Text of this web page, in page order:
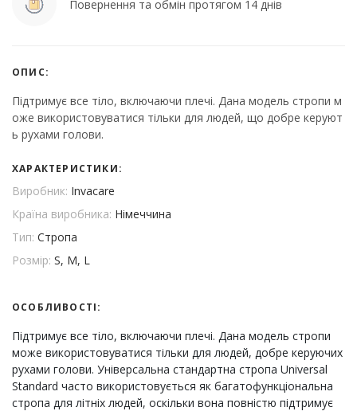
Повернення та обмін протягом 14 днів
ОПИС:
Підтримує все тіло, включаючи плечі. Дана модель стропи м
оже використовуватися тільки для людей, що добре керуют
ь рухами голови.
ХАРАКТЕРИСТИКИ:
Виробник: Invacare
Країна виробника: Німеччина
Тип: Стропа
Розмір: S, M, L
ОСОБЛИВОСТІ:
Підтримує все тіло, включаючи плечі. Дана модель стропи
може використовуватися тільки для людей, добре керуючих
рухами голови. Універсальна стандартна стропа Universal
Standard часто використовується як багатофункціональна
стропа для літніх людей, оскільки вона повністю підтримує